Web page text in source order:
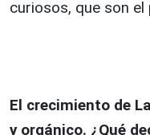
curiosos, que son
El crecimiento de
y orgánico. ¿Qué